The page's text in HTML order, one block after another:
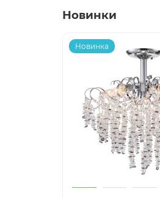
Новинки
Новинка